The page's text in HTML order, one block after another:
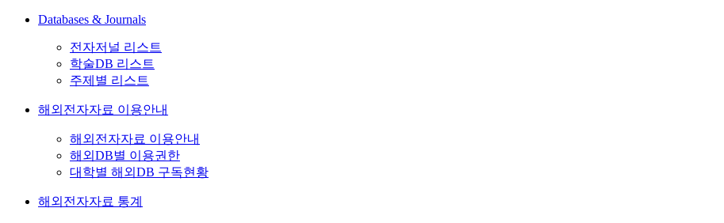
Databases & Journals
전자저널 리스트
학술DB 리스트
주제별 리스트
해외전자자료 이용안내
해외전자자료 이용안내
해외DB별 이용권한
대학별 해외DB 구독현황
해외전자자료 통계